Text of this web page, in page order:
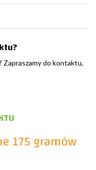
do kontaktu,
175 gramów